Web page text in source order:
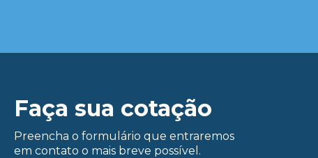
Faça sua cotação
Preencha o formulário que entraremos
em contato o mais breve possível.